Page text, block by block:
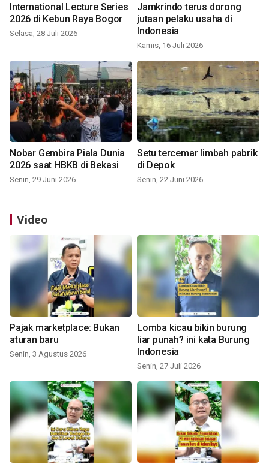
International Lecture Series
2026 di Kebun Raya Bogor
Selasa, 28 Juli 2026
Jamkrindo terus dorong
jutaan pelaku usaha di
Indonesia
Kamis, 16 Juli 2026
Nobar Gembira Piala Dunia
2026 saat HBKB di Bekasi
Senin, 29 Juni 2026
Setu tercemar limbah pabrik
di Depok
Senin, 22 Juni 2026
Video
Pajak marketplace: Bukan
aturan baru
Senin, 3 Agustus 2026
Lomba kicau bikin burung
liar punah? ini kata Burung
Indonesia
Senin, 27 Juli 2026